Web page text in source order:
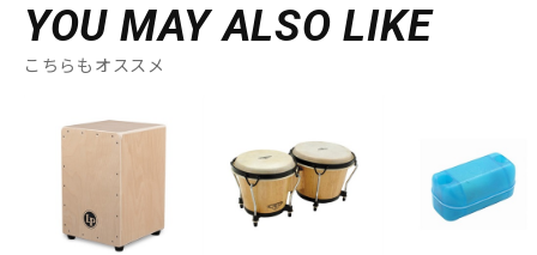
YOU MAY ALSO LIKE
こちらもオススメ